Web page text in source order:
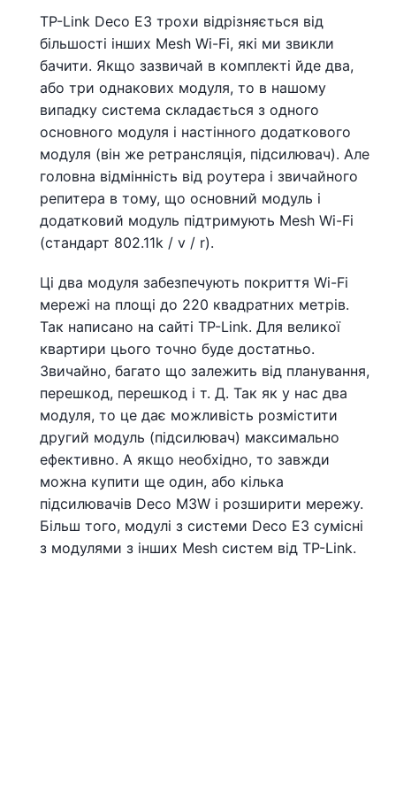
TP-Link Deco E3 трохи відрізняється від
більшості інших Mesh Wi-Fi, які ми звикли
бачити. Якщо зазвичай в комплекті йде два,
або три однакових модуля, то в нашому
випадку система складається з одного
основного модуля і настінного додаткового
модуля (він же ретрансляція, підсилювач). Але
головна відмінність від роутера і звичайного
репитера в тому, що основний модуль і
додатковий модуль підтримують Mesh Wi-Fi
(стандарт 802.11k / v / r).
Ці два модуля забезпечують покриття Wi-Fi
мережі на площі до 220 квадратних метрів.
Так написано на сайті TP-Link. Для великої
квартири цього точно буде достатньо.
Звичайно, багато що залежить від планування,
перешкод, перешкод і т. Д. Так як у нас два
модуля, то це дає можливість розмістити
другий модуль (підсилювач) максимально
ефективно. А якщо необхідно, то завжди
можна купити ще один, або кілька
підсилювачів Deco M3W і розширити мережу.
Більш того, модулі з системи Deco E3 сумісні
з модулями з інших Mesh систем від TP-Link.